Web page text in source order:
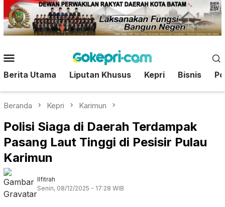
Loncat
ke
konten
Mobile
Berita Utama Liputan Khusus Kepri Bisnis
Beranda Kepri Karimun
Polisi Siaga di Daerah Terdampak
Pasang Laut Tinggi di Pesisir Pulau
Karimun
Ilfitrah
Senin, 08/12/2025 - 17:28 WIB